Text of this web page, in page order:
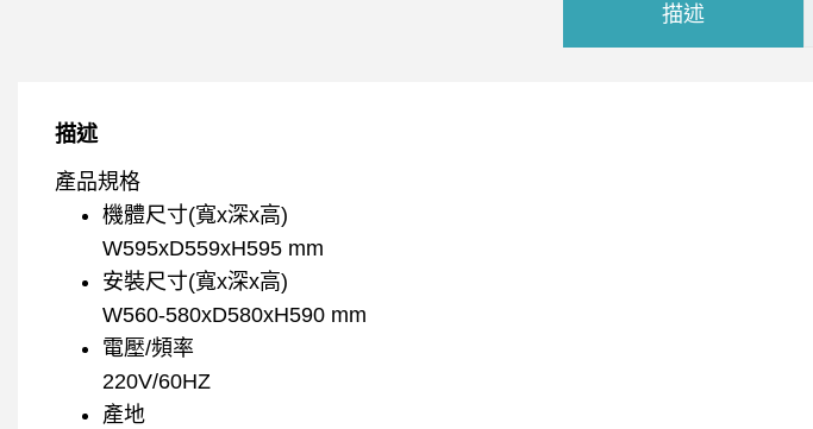
描述
描述
產品規格
機體尺寸(寬x深x高)
W595xD559xH595 mm
安裝尺寸(寬x深x高)
W560-580xD580xH590 mm
電壓/頻率
220V/60HZ
產地